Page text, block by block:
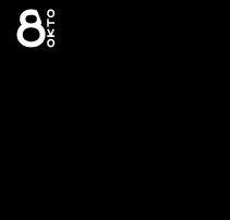
Zum
Inhalt
springen